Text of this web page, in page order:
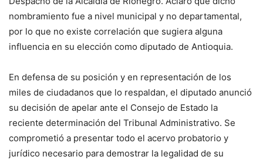
nombramiento fue a nivel municipal y no departamental,
por lo que no existe correlación que sugiera alguna
influencia en su elección como diputado de Antioquia.
En defensa de su posición y en representación de los
miles de ciudadanos que lo respaldan, el diputado anunció
su decisión de apelar ante el Consejo de Estado la
reciente determinación del Tribunal Administrativo. Se
comprometió a presentar todo el acervo probatorio y
jurídico necesario para demostrar la legalidad de su